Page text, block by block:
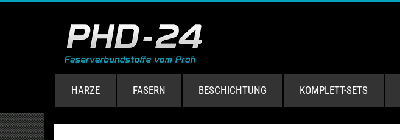
HARZE FASERN BESCHICHTUNG KOMPLETT-SETS